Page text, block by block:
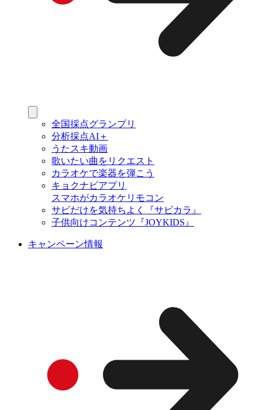
全国採点グランプリ
分析採点AI＋
うたスキ動画
歌いたい曲をリクエスト
カラオケで楽器を弾こう
キョクナビアプリ
スマホがカラオケリモコン
サビだけを気持ちよく『サビカラ』
子供向けコンテンツ『JOYKIDS』
キャンペーン情報